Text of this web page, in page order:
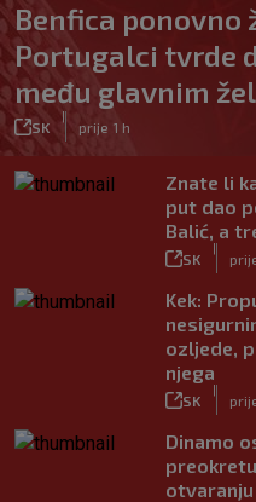
Benfica ponovno
Portugalci tvrde
među glavnim
SK prije 1 h
Znate li
put dao
Balić, a
SK
Kek:
ozljede,
njega
SK
Dinamo